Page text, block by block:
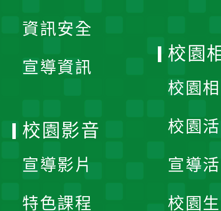
資訊安全
宣導資訊
校園
校園
校園
宣導
校園
校園影音
宣導影片
特色課程